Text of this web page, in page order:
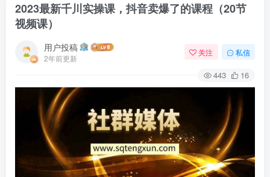
2023最新千川实操课，抖音卖爆了的课程（20节
视频课）
用户投稿
2年前更新
关注 私信
443 16